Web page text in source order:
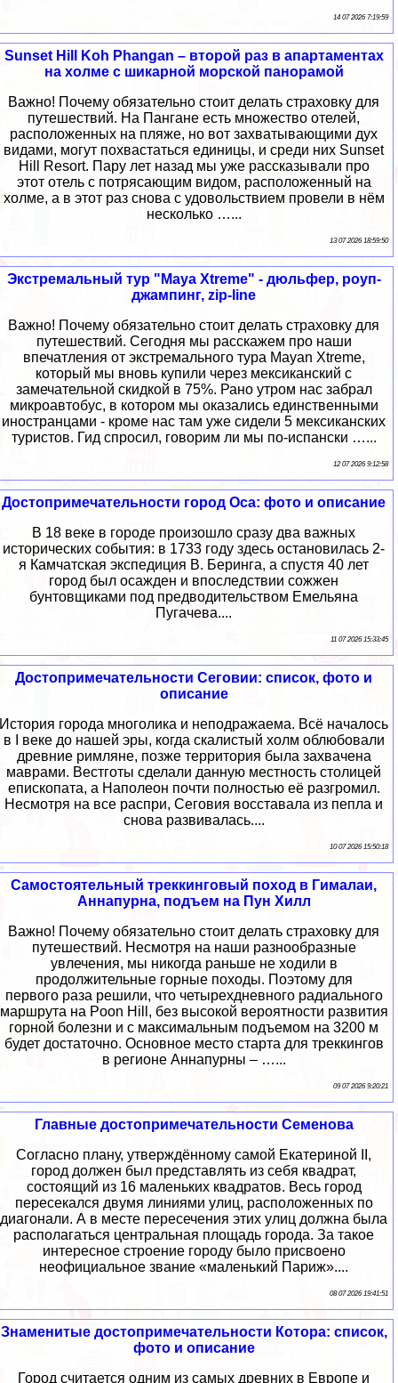
14 07 2026 7:19:59
Sunset Hill Koh Phangan – второй раз в апартаментах
на холме с шикарной морской панорамой
Важно! Почему обязательно стоит делать страховку для
путешествий. На Пангане есть множество отелей,
расположенных на пляже, но вот захватывающими дух
видами, могут похвастаться единицы, и среди них Sunset
Hill Resort. Пару лет назад мы уже рассказывали про
этот отель с потрясающим видом, расположенный на
холме, а в этот раз снова с удовольствием провели в нём
несколько …...
13 07 2026 18:59:50
Экстремальный тур "Maya Xtreme" - дюльфер, роуп-
джампинг, zip-line
Важно! Почему обязательно стоит делать страховку для
путешествий. Сегодня мы расскажем про наши
впечатления от экстремального тура Mayan Xtreme,
который мы вновь купили через мексиканский с
замечательной скидкой в 75%. Рано утром нас забрал
микроавтобус, в котором мы оказались единственными
иностранцами - кроме нас там уже сидели 5 мексиканских
туристов. Гид спросил, говорим ли мы по-испански …...
12 07 2026 9:12:58
Достопримечательности город Оса: фото и описание
В 18 веке в городе произошло сразу два важных
исторических события: в 1733 году здесь остановилась 2-
я Камчатская экспедиция В. Беринга, а спустя 40 лет
город был осажден и впоследствии сожжен
бунтовщиками под предводительством Емельяна
Пугачева....
11 07 2026 15:33:45
Достопримечательности Сеговии: список, фото и
описание
История города многолика и неподражаема. Всё началось
в I веке до нашей эры, когда скалистый холм облюбовали
древние римляне, позже территория была захвачена
маврами. Вестготы сделали данную местность столицей
епископата, а Наполеон почти полностью её разгромил.
Несмотря на все распри, Сеговия восставала из пепла и
снова развивалась....
10 07 2026 15:50:18
Самостоятельный треккинговый поход в Гималаи,
Аннапурна, подъем на Пун Хилл
Важно! Почему обязательно стоит делать страховку для
путешествий. Несмотря на наши разнообразные
увлечения, мы никогда раньше не ходили в
продолжительные горные походы. Поэтому для
первого раза решили, что четырехдневного радиального
маршрута на Poon Hill, без высокой вероятности развития
горной болезни и с максимальным подъемом на 3200 м
будет достаточно. Основное место старта для треккингов
в регионе Аннапурны – …...
09 07 2026 9:20:21
Главные достопримечательности Семенова
Согласно плану, утверждённому самой Екатериной II,
город должен был представлять из себя квадрат,
состоящий из 16 маленьких квадратов. Весь город
пересекался двумя линиями улиц, расположенных по
диагонали. А в месте пересечения этих улиц должна была
располагаться центральная площадь города. За такое
интересное строение городу было присвоено
неофициальное звание «маленький Париж»....
08 07 2026 19:41:51
Знаменитые достопримечательности Котора: список,
фото и описание
Город считается одним из самых древних в Европе и